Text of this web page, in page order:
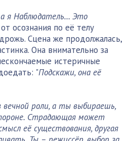
я Наблюдатель… Это
от осознания по её телу
Сцена же продолжалась,
Она внимательно за
истеричные
"Подскажи, она её
роли, а ты выбираешь,
Страдающая может
её существования, другая